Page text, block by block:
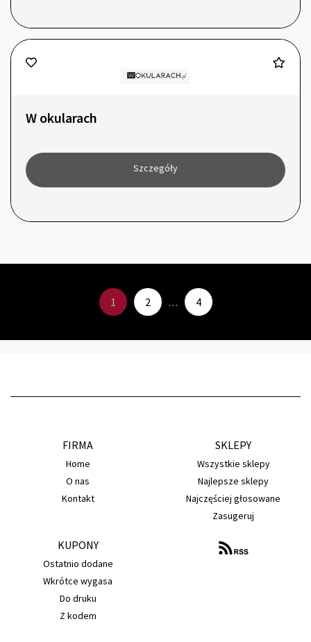
W okularach
Szczegóły
1 2 … 4
FIRMA
Home
O nas
Kontakt
SKLEPY
Wszystkie sklepy
Najlepsze sklepy
Najczęściej głosowane
Zasugeruj
KUPONY
Ostatnio dodane
Wkrótce wygasa
Do druku
Z kodem